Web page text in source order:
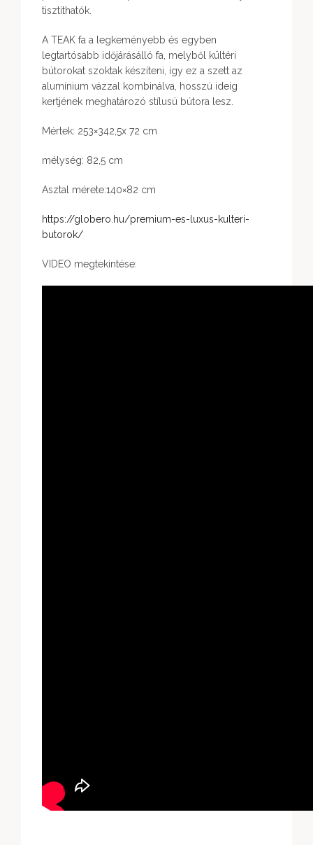
tisztíthatók.
A TEAK fa a legkeményebb és egyben
legtartósabb időjárásálló fa, melyből kültéri
bútorokat szoktak készíteni, így ez a szett az
alumínium vázzal kombinálva, hosszú ideig
kertjének meghatározó stílusú bútora lesz.
Mértek: 253×342,5x 72 cm
mélység: 82,5 cm
Asztal mérete:140×82 cm
https://globero.hu/premium-es-luxus-kulteri-
butorok/
VIDEO megtekintése: